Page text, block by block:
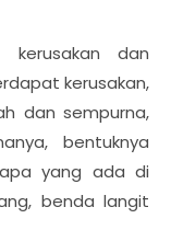
dan
kerusakan,
dan sempurna,
bentuknya
yang ada di
benda langit